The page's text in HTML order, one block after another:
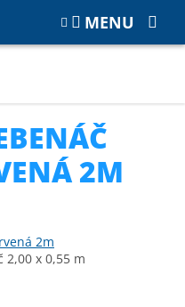
2M
2,00 x 0,55 m
MENU